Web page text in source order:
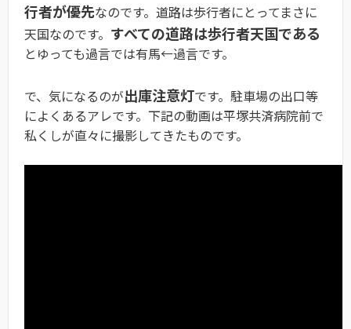
行者が優先なのです。道路は歩行者にとってまさに
天国なのです。 すべての道路は歩行者天国である
とゆっても過言では有馬←過言です。
で、気になるのが出庫注意灯です。駐車場の出口等
によくあるアレです。下記の動画は平塚共済病院前で
私くしが直々に撮影してきたものです。